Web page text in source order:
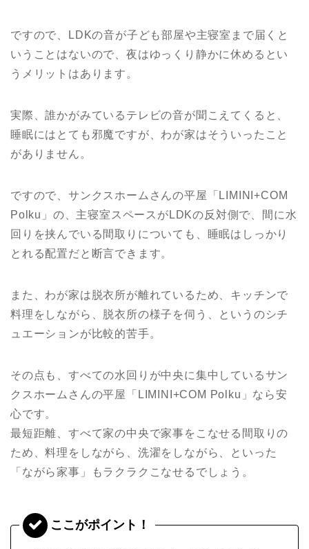
ですので、LDKの音が子ども部屋や主寝室まで届くと
いうことはないので、夜はゆっくり静かに休めるとい
うメリットはあります。
実際、誰かがみているテレビの音が聞こえてくると、
睡眠にはとても邪魔ですが、わが家はそういったこと
がありません。
ですので、サンクスホームさんの平屋「LIMINI+COM
Polku」の、主寝室スペースがLDKの反対側で、間に水
回りを挟んでいる間取りについても、睡眠はしっかり
とれる配置だと断言できます。
また、わが家は脱衣所が離れているため、キッチンで
料理をしながら、脱衣所の様子を伺う、というのシチ
ュエーションが比較的苦手。
その点も、すべての水回りが中央に集中しているサン
クスホームさんの平屋「LIMINI+COM Polku」なら安
心です。
最短距離、すべて家の中央で家事をこなせる間取りの
ため、料理をしながら、洗濯をしながら、といった
「ながら家事」もラクラクこなせるでしょう。